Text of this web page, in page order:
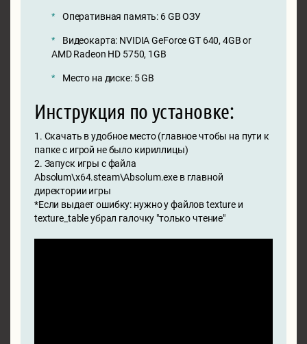
Оперативная память: 6 GB ОЗУ
Видеокарта: NVIDIA GeForce GT 640, 4GB or
AMD Radeon HD 5750, 1GB
Место на диске: 5 GB
Инструкция по установке:
1. Скачать в удобное место (главное чтобы на пути к
папке с игрой не было кириллицы)
2. Запуск игры с файла
Absolum\x64.steam\Absolum.exe в главной
директории игры
*Если выдает ошибку: нужно у файлов texture и
texture_table убрал галочку "только чтение"